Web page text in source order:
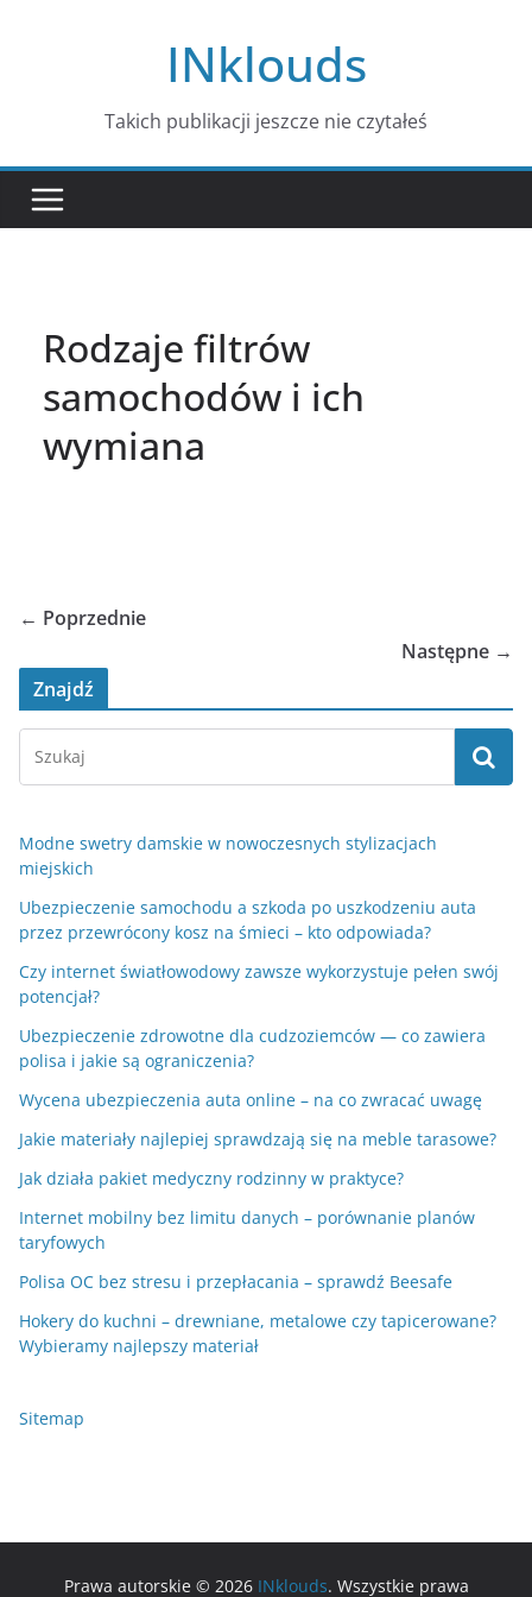
INklouds
Takich publikacji jeszcze nie czytałeś
Rodzaje filtrów
samochodów i ich
wymiana
← Poprzednie
Następne →
Znajdź
Modne swetry damskie w nowoczesnych stylizacjach
miejskich
Ubezpieczenie samochodu a szkoda po uszkodzeniu auta
przez przewrócony kosz na śmieci – kto odpowiada?
Czy internet światłowodowy zawsze wykorzystuje pełen swój
potencjał?
Ubezpieczenie zdrowotne dla cudzoziemców — co zawiera
polisa i jakie są ograniczenia?
Wycena ubezpieczenia auta online – na co zwracać uwagę
Jakie materiały najlepiej sprawdzają się na meble tarasowe?
Jak działa pakiet medyczny rodzinny w praktyce?
Internet mobilny bez limitu danych – porównanie planów
taryfowych
Polisa OC bez stresu i przepłacania – sprawdź Beesafe
Hokery do kuchni – drewniane, metalowe czy tapicerowane?
Wybieramy najlepszy materiał
Sitemap
Prawa autorskie © 2026 INklouds. Wszystkie prawa